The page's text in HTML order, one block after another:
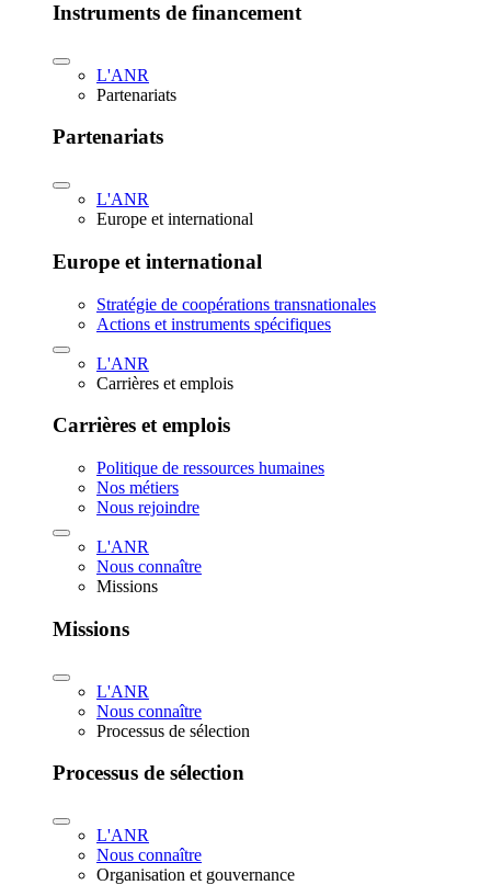
Instruments de financement
L'ANR
Partenariats
Partenariats
L'ANR
Europe et international
Europe et international
Stratégie de coopérations transnationales
Actions et instruments spécifiques
L'ANR
Carrières et emplois
Carrières et emplois
Politique de ressources humaines
Nos métiers
Nous rejoindre
L'ANR
Nous connaître
Missions
Missions
L'ANR
Nous connaître
Processus de sélection
Processus de sélection
L'ANR
Nous connaître
Organisation et gouvernance